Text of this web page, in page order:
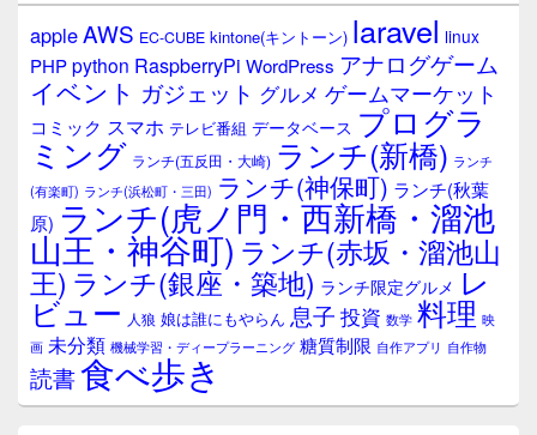
ウ
ィ
ジ
ェ
ア
appleAWS EC-CUBE kintone(キントーン) laravel linux
PHPpython RaspberryPi WordPress アナログゲーム
イベント ガジェット グルメ ゲームマーケット
コミック スマホ テレビ番組 データベース プログラ
ミング ランチ(五反田・大崎) ランチ(新橋) ランチ
(有楽町) ランチ(浜松町・三田) ランチ(神保町) ランチ(秋葉
原) ランチ(虎ノ門・西新橋・溜池
山王・神谷町) ランチ(赤坂・溜池山
王) ランチ(銀座・築地) ランチ限定グルメ レ
ビュー 人狼 娘は誰にもやらん 息子 投資 数学 料理 映
画 未分類 機械学習・ディープラーニング 糖質制限 自作アプリ 自作物
読書食べ歩き